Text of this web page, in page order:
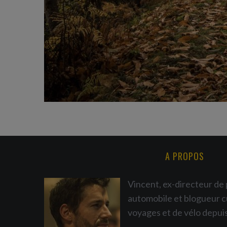
A PROPOS
Vincent, ex-directeur de
automobile et blogueur
voyages et de vélo